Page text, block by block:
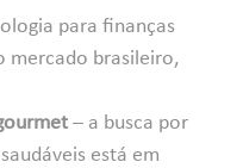
para finanças
mercado brasileiro,
– a busca por
está em